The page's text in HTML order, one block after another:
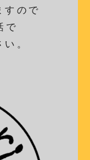
すので
で
。